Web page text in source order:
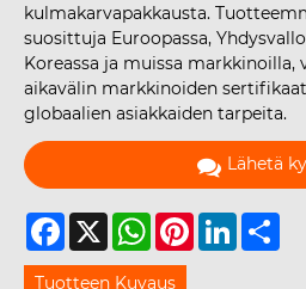
kulmakarvapakkausta.
suosittuja Euroopassa,
Koreassa ja muissa markkinoilla,
aikavälin markkinoiden
globaalien asiakkaiden tarpeita.
Lähetä
Facebook
X WhatsAppPinterestLinkedIn
Tuotteen Kuvaus